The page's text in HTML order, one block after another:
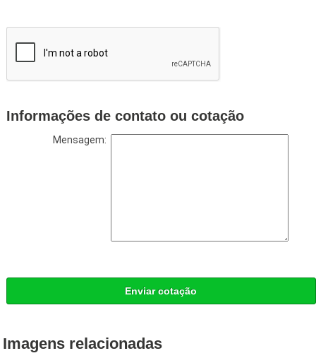
Informações de contato ou cotação
Mensagem:
Enviar cotação
Imagens relacionadas